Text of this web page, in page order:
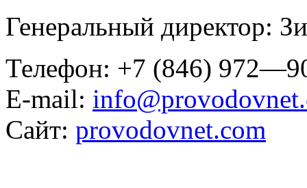
Генеральный директор:
Телефон: +7 (846)
E-mail:
Сайт: provodovnet.com